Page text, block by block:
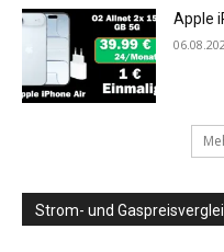
Apple
Strom- und